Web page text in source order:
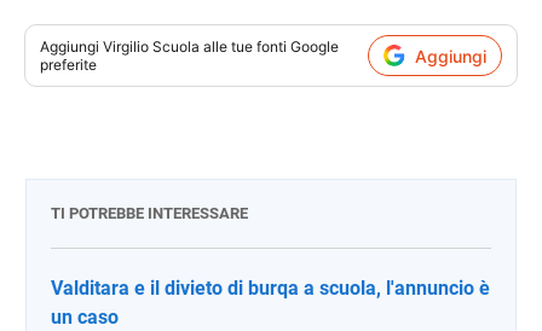
Aggiungi Virgilio Scuola alle tue fonti Google
preferite
Aggiungi
TI POTREBBE INTERESSARE
Valditara e il divieto di burqa a scuola, l'annuncio è
un caso